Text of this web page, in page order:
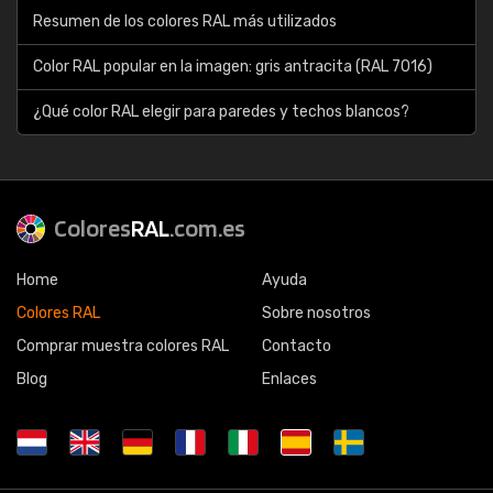
Resumen de los colores RAL más utilizados
Color RAL popular en la imagen: gris antracita (RAL 7016)
¿Qué color RAL elegir para paredes y techos blancos?
ColoresRAL.com.es
Home
Colores RAL
Comprar muestra colores RAL
Blog
Ayuda
Sobre nosotros
Contacto
Enlaces